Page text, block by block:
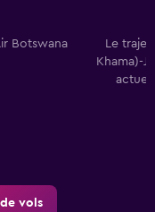
Botswana
Le
Khama)-
vols